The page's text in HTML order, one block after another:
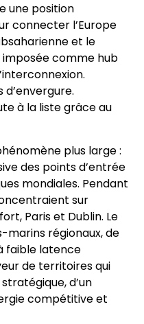
une position
connecter l’Europe
et le
imposée comme hub
à la liste grâce au
plus large :
des points d’entrée
mondiales. Pendant
sur
Paris et Dublin. Le
marins régionaux, de
faible latence
de territoires qui
d’un
compétitive et